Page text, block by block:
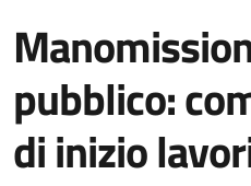
pubblico:
di inizio